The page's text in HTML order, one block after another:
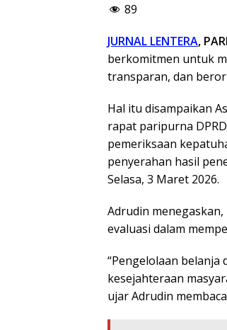
89
JURNAL LENTERA,
berkomitmen untuk
transparan, dan
Hal itu disampaikan
rapat paripurna
pemeriksaan
penyerahan hasil
Selasa, 3 Maret 2026.
Adrudin
evaluasi dalam
“Pengelolaan
kesejahteraan
ujar Adrudin